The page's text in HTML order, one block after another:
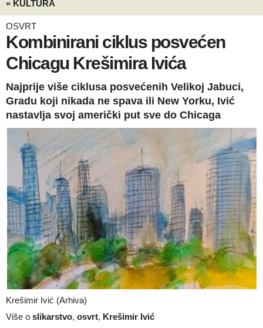
« KULTURA
OSVRT
Kombinirani ciklus posvećen
Chicagu Krešimira Ivića
Najprije više ciklusa posvećenih Velikoj Jabuci,
Gradu koji nikada ne spava ili New Yorku, Ivić
nastavlja svoj američki put sve do Chicaga
Krešimir Ivić (Arhiva)
Više o slikarstvo, osvrt, Krešimir Ivić